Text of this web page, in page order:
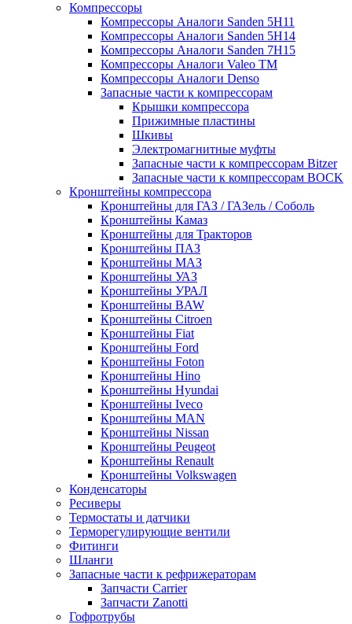
Компрессоры
Компрессоры Аналоги Sanden 5H11
Компрессоры Аналоги Sanden 5H14
Компрессоры Аналоги Sanden 7H15
Компрессоры Аналоги Valeo ТМ
Компрессоры Аналоги Denso
Запасные части к компрессорам
Крышки компрессора
Прижимные пластины
Шкивы
Электромагнитные муфты
Запасные части к компрессорам Bitzer
Запасные части к компрессорам BOCK
Кронштейны компрессора
Кронштейны для ГАЗ / ГАЗель / Соболь
Кронштейны Камаз
Кронштейны для Тракторов
Кронштейны ПАЗ
Кронштейны МАЗ
Кронштейны УАЗ
Кронштейны УРАЛ
Кронштейны BAW
Кронштейны Citroen
Кронштейны Fiat
Кронштейны Ford
Кронштейны Foton
Кронштейны Hino
Кронштейны Hyundai
Кронштейны Iveco
Кронштейны MAN
Кронштейны Nissan
Кронштейны Peugeot
Кронштейны Renault
Кронштейны Volkswagen
Конденсаторы
Ресиверы
Термостаты и датчики
Терморегулирующие вентили
Фитинги
Шланги
Запасные части к рефрижераторам
Запчасти Carrier
Запчасти Zanotti
Гофротрубы